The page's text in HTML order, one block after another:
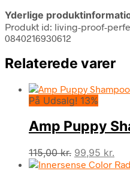
Yderlige
Produkt id: living-proof-
0840216930612
Relaterede varer
På Udsalg! 13%
Amp Puppy
115,00kr. Den
oprindelige
99,95 kr.